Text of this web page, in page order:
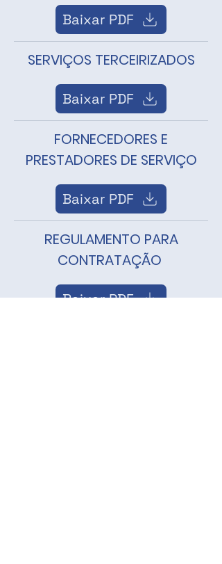
Baixar PDF
SERVIÇOS TERCEIRIZADOS
Baixar PDF
FORNECEDORES E
PRESTADORES DE SERVIÇO
Baixar PDF
REGULAMENTO PARA
CONTRATAÇÃO
Baixar PDF